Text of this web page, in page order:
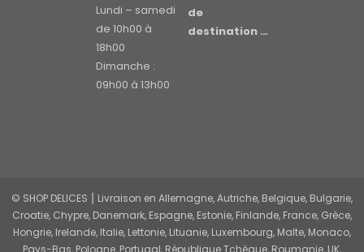
Lundi – samedi
de 10h00 à
18h00
Dimanche :
09h00 à 13h00
de
destination …
© SHOP DELICES ⎮ Livraison en Allemagne, Autriche, Belgique, Bulgarie,
Croatie, Chypre, Danemark, Espagne, Estonie, Finlande, France, Grèce,
Hongrie, Irelande, Italie, Lettonie, Lituanie, Luxembourg, Malte, Monaco,
Pays-Bas, Pologne, Portugal, République Tchèque, Roumanie, UK,